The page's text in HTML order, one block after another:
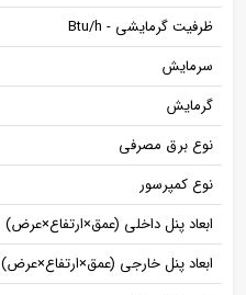
ظرفیت گرمایشی - Btu/h
سرمایش
گرمایش
نوع برق مصرفی
نوع کمپرسور
ابعاد پنل داخلی (عمق×ارتفاع×عرض)
ابعاد پنل خارجی (عمق×ارتفاع×عرض)